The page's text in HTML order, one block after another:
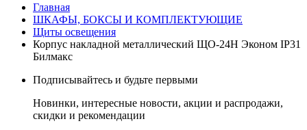
Главная
ШКАФЫ, БОКСЫ И КОМПЛЕКТУЮЩИЕ
Щиты освещения
Корпус накладной металлический ЩО-24Н Эконом IP31
Билмакс
Подписывайтесь и будьте первыми
Новинки, интересные новости, акции и распродажи,
скидки и рекомендации